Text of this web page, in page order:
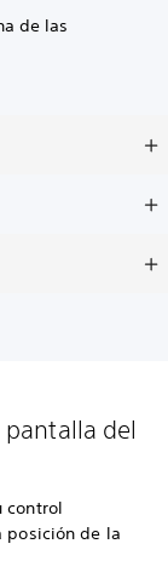
de las
del
control
posición de la